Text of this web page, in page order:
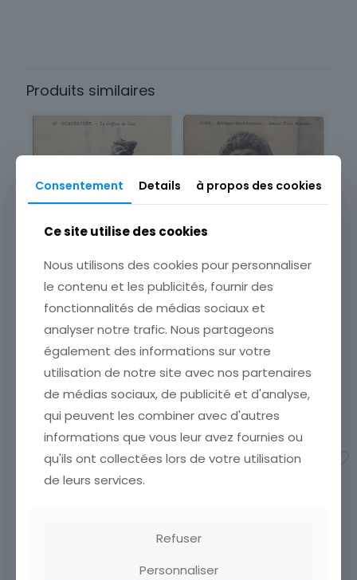
Produits similaires
CARTE POSTALE
GUADELOUPE LA COIFFURE
DE YAIA POINTE A PITRE
vos achats en visitant ma
boutique afin de réduire
vos frais de port. Attendez
que nous ayons calculé les
frais de port[…]
CARTE POSTALE AFRIQUE
JEUNE FILLE MAURE
CARTE POSTALE AFRIQUE
JEUNE FILLE MAURE
4,00€
Ajouter au panier
Consentement Details à propos des cookies
Ce site utilise des cookies
Nous utilisons des cookies pour personnaliser
le contenu et les publicités, fournir des
fonctionnalités de médias sociaux et
analyser notre trafic. Nous partageons
également des informations sur votre
utilisation de notre site avec nos partenaires
de médias sociaux, de publicité et d'analyse,
qui peuvent les combiner avec d'autres
informations que vous leur avez fournies ou
qu'ils ont collectées lors de votre utilisation
de leurs services.
Refuser
Personnaliser